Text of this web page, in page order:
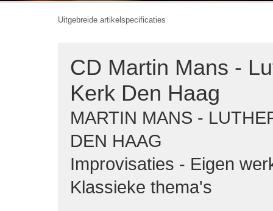
Uitgebreide artikelspecificaties
CD Martin Mans -
Kerk Den Haag
MARTIN MANS -
DEN HAAG
Improvisaties - Eigen
Klassieke thema's